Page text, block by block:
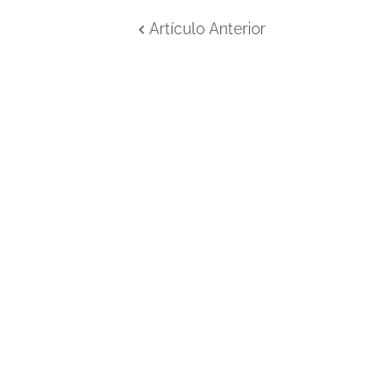
Artículo Anterior